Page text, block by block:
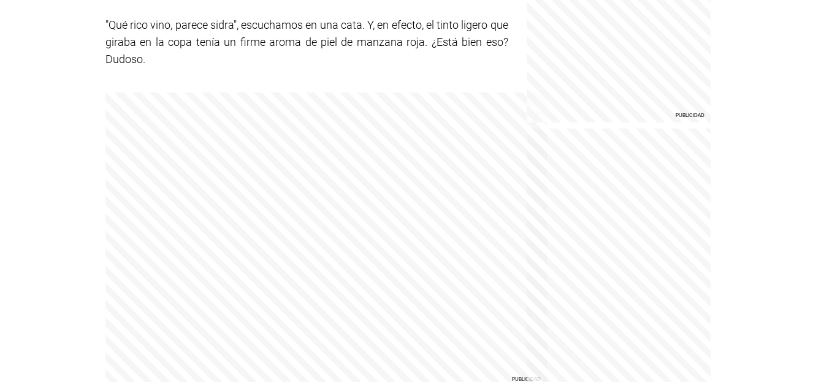
"Qué rico vino, parece sidra", escuchamos en una cata. Y, en efecto, el tinto ligero que
giraba en la copa tenía un firme aroma de piel de manzana roja. ¿Está bien eso?
Dudoso.